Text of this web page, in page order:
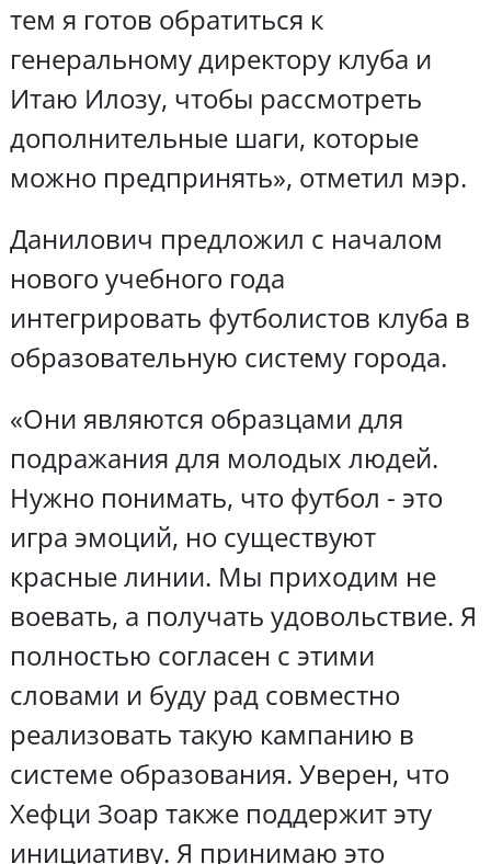
тем я готов обратиться к
генеральному директору клуба и
Итаю Илозу, чтобы рассмотреть
дополнительные шаги, которые
можно предпринять», отметил мэр.
Данилович предложил с началом
нового учебного года
интегрировать футболистов клуба в
образовательную систему города.
«Они являются образцами для
подражания для молодых людей.
Нужно понимать, что футбол - это
игра эмоций, но существуют
красные линии. Мы приходим не
воевать, а получать удовольствие. Я
полностью согласен с этими
словами и буду рад совместно
реализовать такую кампанию в
системе образования. Уверен, что
Хефци Зоар также поддержит эту
инициативу. Я принимаю это